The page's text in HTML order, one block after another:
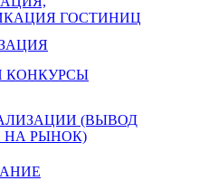
ГОСТИНИЦ
КОНКУРСЫ
(ВЫВОД
НА РЫНОК)